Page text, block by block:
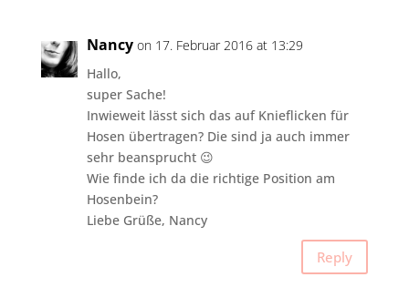
Nancy on 17. Februar 2016 at 13:29
Hallo,
super Sache!
Inwieweit lässt sich das auf Knieflicken für
Hosen übertragen? Die sind ja auch immer
sehr beansprucht 😉
Wie finde ich da die richtige Position am
Hosenbein?
Liebe Grüße, Nancy
Reply